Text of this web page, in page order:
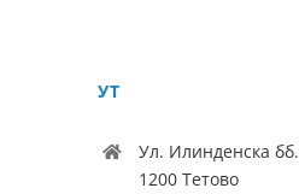
УТ
Ул. Илинденска бб.
1200 Тетово